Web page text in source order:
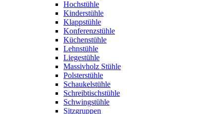
Hochstühle
Kinderstühle
Klappstühle
Konferenzstühle
Küchenstühle
Lehnstühle
Liegestühle
Massivholz Stühle
Polsterstühle
Schaukelstühle
Schreibtischstühle
Schwingstühle
Sitzgruppen